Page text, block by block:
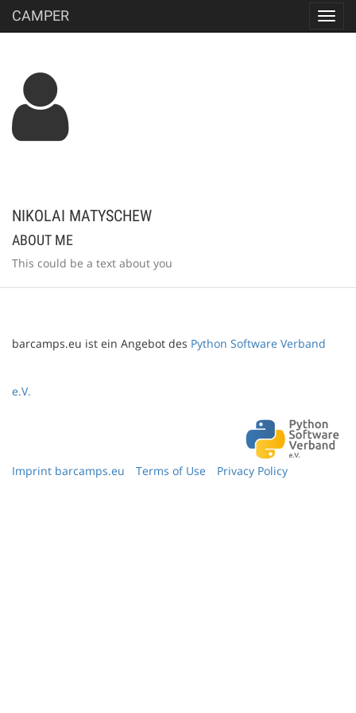
CAMPER
NIKOLAI MATYSCHEW
ABOUT ME
This could be a text about you
barcamps.eu ist ein Angebot des Python Software Verband
e.V.
Imprint barcamps.eu Terms of Use Privacy Policy